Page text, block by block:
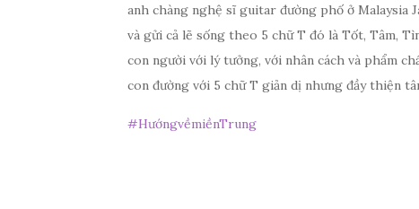
anh chàng nghệ sĩ guitar đường phố ở Malaysia
và gửi cả lẽ sống theo 5 chữ T đó là Tốt, Tâm,
con người với lý tưởng, với nhân cách và phẩm
con đường với 5 chữ T giản dị nhưng đầy thiện
#HướngvềmiềnTrung